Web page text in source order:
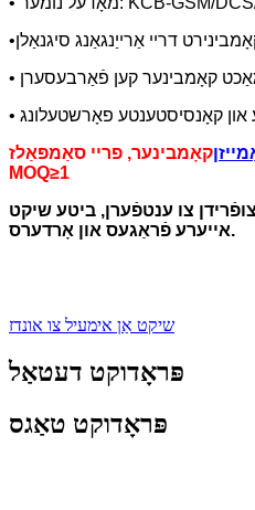
•דריי אַרייַנגאַנג סיגנאַלן
קאָמבינער, פריי סאַמפּאַלז,
MOQ≥1
צו ענטפֿערן, ביטע שיקט
אייערע פֿראַגעס און אָרדערס.
שיקט אַן אימעיל צו אונדז
פּראָדוקט דעטאַל
פּראָדוקט טאַגס